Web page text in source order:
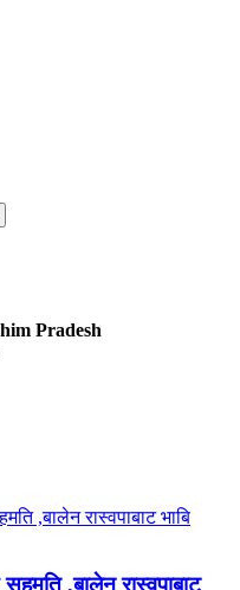
Pradesh
,बालेन रास्वपाबाट